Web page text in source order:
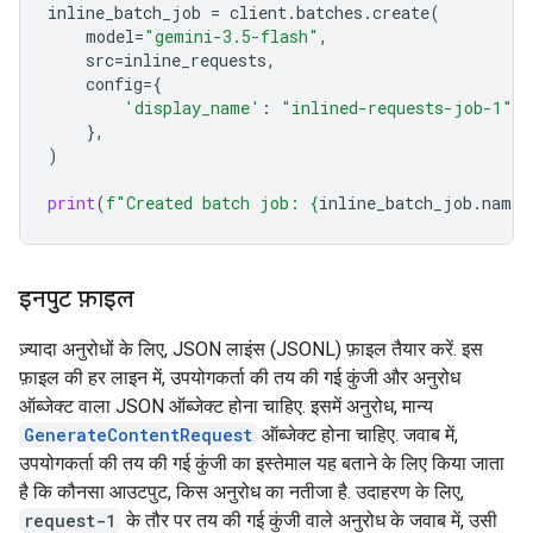
inline_batch_job = client.batches .create(
model="gemini-3.5-flash" ,
src=inline_requests,
config={
'display_name' : "inlined-requests-job-1"
},
)
print(f"Created batch job: {inline_batch_job .name
इनपुट फ़ाइल
ज़्यादा अनुरोधों के लिए, JSON लाइंस (JSONL) फ़ाइल तैयार करें. इस
फ़ाइल की हर लाइन में, उपयोगकर्ता की तय की गई कुंजी और अनुरोध
ऑब्जेक्ट वाला JSON ऑब्जेक्ट होना चाहिए. इसमें अनुरोध, मान्य
GenerateContentRequest ऑब्जेक्ट होना चाहिए. जवाब में,
उपयोगकर्ता की तय की गई कुंजी का इस्तेमाल यह बताने के लिए किया जाता
है कि कौनसा आउटपुट, किस अनुरोध का नतीजा है. उदाहरण के लिए,
request-1 के तौर पर तय की गई कुंजी वाले अनुरोध के जवाब में, उसी